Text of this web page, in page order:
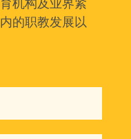
机构及业界紧
的职教发展以